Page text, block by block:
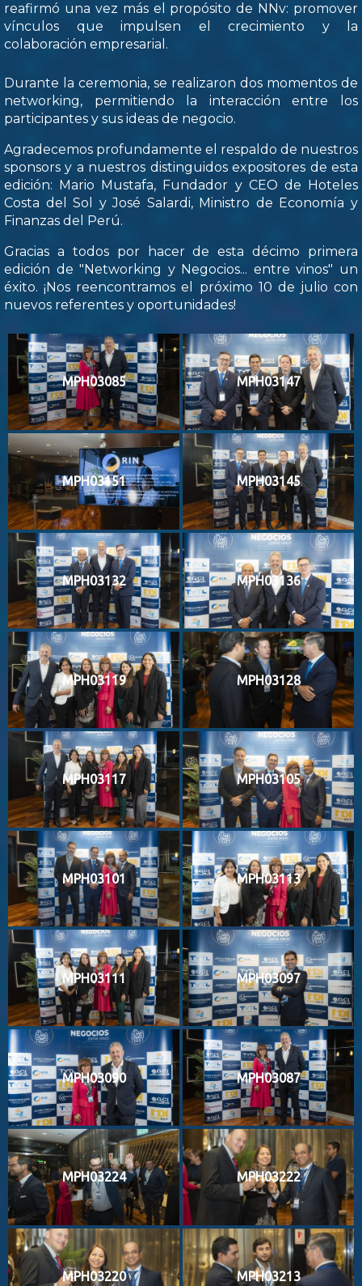
reafirmó una vez más el propósito de NNv: promover
vínculos que impulsen el crecimiento y la
colaboración empresarial.
Durante la ceremonia, se realizaron dos momentos de
networking, permitiendo la interacción entre los
participantes y sus ideas de negocio.
Agradecemos profundamente el respaldo de nuestros
sponsors y a nuestros distinguidos expositores de esta
edición: Mario Mustafa, Fundador y CEO de Hoteles
Costa del Sol y José Salardi, Ministro de Economía y
Finanzas del Perú.
Gracias a todos por hacer de esta décimo primera
edición de "Networking y Negocios... entre vinos" un
éxito. ¡Nos reencontramos el próximo 10 de julio con
nuevos referentes y oportunidades!
MPH03085 MPH03147
MPH03151 MPH03145
MPH03132 MPH03136
MPH03119 MPH03128
MPH03117 MPH03105
MPH03101 MPH03113
MPH03111 MPH03097
MPH03090 MPH03087
MPH03224 MPH03222
MPH03220 MPH03213